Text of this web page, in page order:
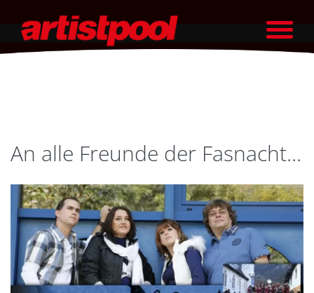
An alle Freunde der Fasnacht...